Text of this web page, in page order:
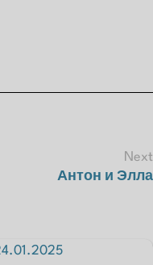
Next
Антон и Элла